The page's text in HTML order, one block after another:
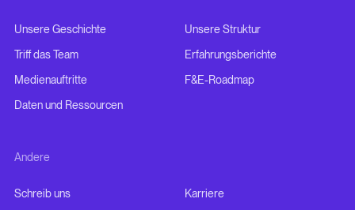
Unsere Geschichte
Unsere Struktur
Triff das Team
Erfahrungsberichte
Medienauftritte
F&E-Roadmap
Daten und Ressourcen
Andere
Schreib uns
Karriere